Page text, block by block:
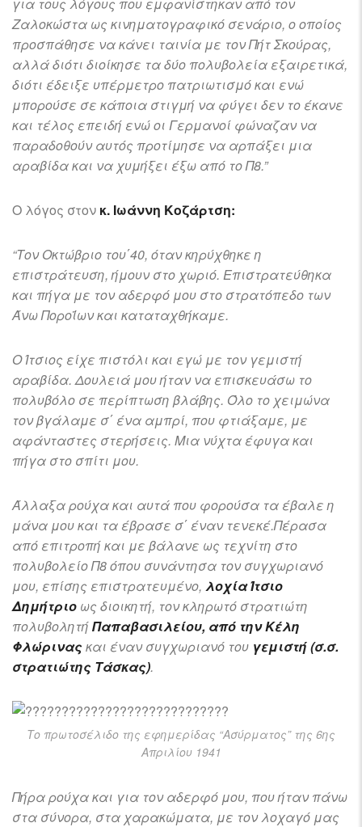
Ζαλοκώστα ως κινηματογραφικό σενάριο, ο οποίος
προσπάθησε να κάνει ταινία με τον Πήτ Σκούρας,
αλλά διότι διοίκησε τα δύο πολυβολεία εξαιρετικά,
διότι έδειξε υπέρμετρο πατριωτισμό και ενώ
μπορούσε σε κάποια στιγμή να φύγει δεν το έκανε
και τέλος επειδή ενώ οι Γερμανοί φώναζαν να
παραδοθούν αυτός προτίμησε να αρπάξει μια
αραβίδα και να χυμήξει έξω από το Π8.”
Ο λόγος στον κ. Ιωάννη Κοζάρτση:
“Τον Οκτώβριο του΄40, όταν κηρύχθηκε η
επιστράτευση, ήμουν στο χωριό. Επιστρατεύθηκα
και πήγα με τον αδερφό μου στο στρατόπεδο των
Άνω Ποροΐων και καταταχθήκαμε.
Ο Ίτσιος είχε πιστόλι και εγώ με τον γεμιστή
αραβίδα. Δουλειά μου ήταν να επισκευάσω το
πολυβόλο σε περίπτωση βλάβης. Όλο το χειμώνα
τον βγάλαμε σ΄ ένα αμπρί, που φτιάξαμε, με
αφάνταστες στερήσεις. Μια νύχτα έφυγα και
πήγα στο σπίτι μου.
Άλλαξα ρούχα και αυτά που φορούσα τα έβαλε η
μάνα μου και τα έβρασε σ΄ έναν τενεκέ.Πέρασα
από επιτροπή και με βάλανε ως τεχνίτη στο
πολυβολείο Π8 όπου συνάντησα τον συγχωριανό
μου, επίσης επιστρατευμένο, λοχία Ίτσιο
Δημήτριο ως διοικητή, τον κληρωτό στρατιώτη
πολυβολητήΠαπαβασιλείου, από την Κέλη
Φλώριναςκαι έναν συγχωριανό του γεμιστή (σ.σ.
στρατιώτης Τάσκας).
Το πρωτοσέλιδο της εφημερίδας “Ασύρματος” της 6ης
Απριλίου 1941
Πήρα ρούχα και για τον αδερφό μου, που ήταν πάνω
στα σύνορα, στα χαρακώματα, με τον λοχαγό μας